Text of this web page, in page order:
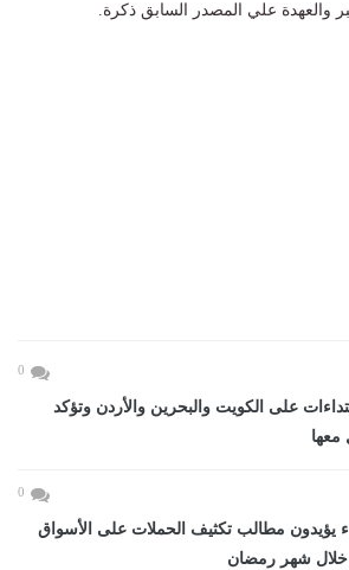
والعهدة علي المصدر السابق ذكرة.
0
على الكويت والبحرين والأردن وتؤكد
معها
0
يؤيدون مطالب تكثيف الحملات على الأسواق
خلال شهر رمضان